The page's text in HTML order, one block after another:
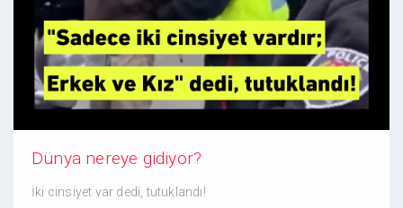
Dünya nereye gidiyor?
İki cinsiyet var dedi, tutuklandı!